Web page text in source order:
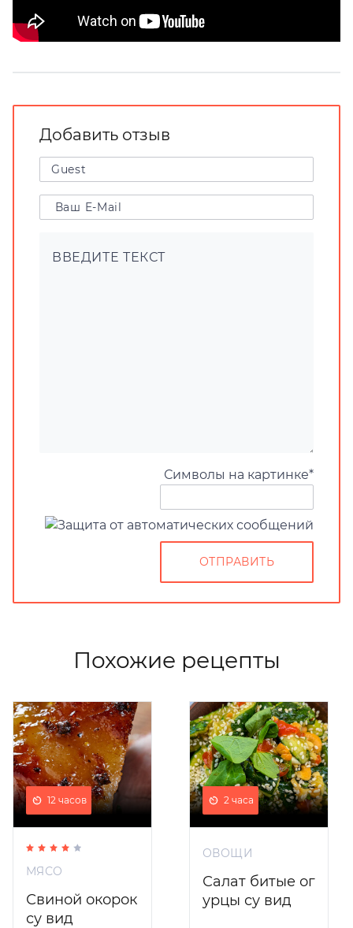
Добавить отзыв
Символы на картинке*
Похожие рецепты
12 часов
МЯСО
Свиной окорок
су вид
2 часа
ОВОЩИ
Салат битые ог
урцы су вид